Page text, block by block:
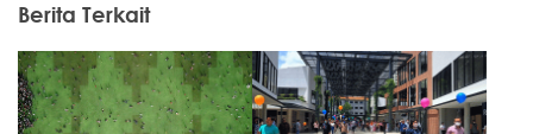
Berita Terkait